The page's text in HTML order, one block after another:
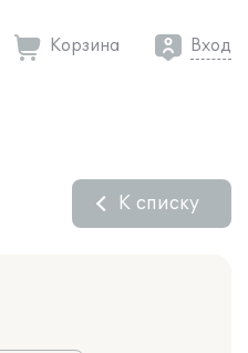
Корзина Вход
К списку